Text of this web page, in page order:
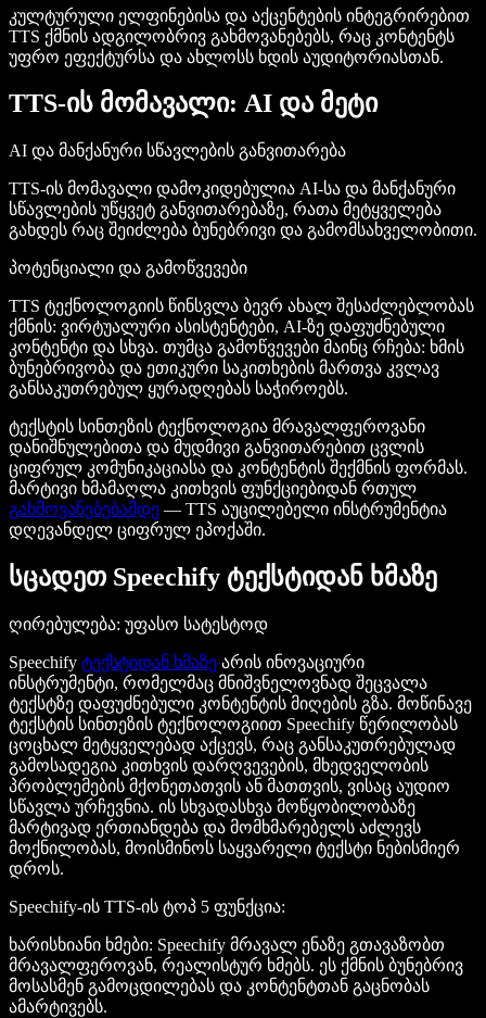
კულტურული ელფინებისა და აქცენტების ინტეგრირებით
TTS ქმნის ადგილობრივ გახმოვანებებს, რაც კონტენტს
უფრო ეფექტურსა და ახლოსს ხდის აუდიტორიასთან.
TTS-ის მომავალი: AI და მეტი
AI და მანქანური სწავლების განვითარება
TTS-ის მომავალი დამოკიდებულია AI-სა და მანქანური
სწავლების უწყვეტ განვითარებაზე, რათა მეტყველება
გახდეს რაც შეიძლება ბუნებრივი და გამომსახველობითი.
პოტენციალი და გამოწვევები
TTS ტექნოლოგიის წინსვლა ბევრ ახალ შესაძლებლობას
ქმნის: ვირტუალური ასისტენტები, AI-ზე დაფუძნებული
კონტენტი და სხვა. თუმცა გამოწვევები მაინც რჩება: ხმის
ბუნებრივობა და ეთიკური საკითხების მართვა კვლავ
განსაკუთრებულ ყურადღებას საჭიროებს.
ტექსტის სინთეზის ტექნოლოგია მრავალფეროვანი
დანიშნულებითა და მუდმივი განვითარებით ცვლის
ციფრულ კომუნიკაციასა და კონტენტის შექმნის ფორმას.
მარტივი ხმამაღლა კითხვის ფუნქციებიდან რთულ
გახმოვანებებამდე — TTS აუცილებელი ინსტრუმენტია
დღევანდელ ციფრულ ეპოქაში.
სცადეთ Speechify ტექსტიდან ხმაზე
ღირებულება: უფასო სატესტოდ
Speechify ტექსტიდან ხმაზე არის ინოვაციური
ინსტრუმენტი, რომელმაც მნიშვნელოვნად შეცვალა
ტექსტზე დაფუძნებული კონტენტის მიღების გზა. მოწინავე
ტექსტის სინთეზის ტექნოლოგიით Speechify წერილობას
ცოცხალ მეტყველებად აქცევს, რაც განსაკუთრებულად
გამოსადეგია კითხვის დარღვევების, მხედველობის
პრობლემების მქონეთათვის ან მათთვის, ვისაც აუდიო
სწავლა ურჩევნია. ის სხვადასხვა მოწყობილობაზე
მარტივად ერთიანდება და მომხმარებელს აძლევს
მოქნილობას, მოისმინოს საყვარელი ტექსტი ნებისმიერ
დროს.
Speechify-ის TTS-ის ტოპ 5 ფუნქცია:
ხარისხიანი ხმები: Speechify მრავალ ენაზე გთავაზობთ
მრავალფეროვან, რეალისტურ ხმებს. ეს ქმნის ბუნებრივ
მოსასმენ გამოცდილებას და კონტენტთან გაცნობას
ამარტივებს.